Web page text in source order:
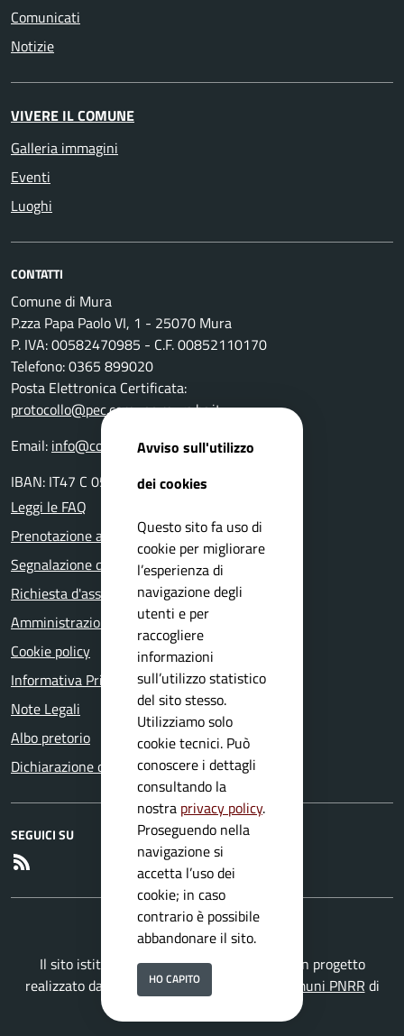
Comunicati
Notizie
VIVERE IL COMUNE
Galleria immagini
Eventi
Luoghi
CONTATTI
Comune di Mura
P.zza Papa Paolo VI, 1 - 25070 Mura
P. IVA: 00582470985 - C.F. 00852110170
Telefono: 0365 899020
Posta Elettronica Certificata:
protocollo@pec.comune.mura.bs.it
Email: info@comune.mura.bs.it
IBAN: IT47 C 05116 54280 0000 000 14800
Leggi le FAQ
Prenotazione appuntamento
Segnalazione disservizio
Richiesta d'assistenza
Amministrazione trasparente
Cookie policy
Informativa Privacy
Note Legali
Albo pretorio
Dichiarazione di accessibilità
SEGUICI SU
Il sito istituzionale del Comune di Mura è un progetto
realizzato da
Secoval srlcon la Soluzione Comuni PNRR di
Avviso sull'utilizzo
dei cookies
Questo sito fa uso di
cookie per migliorare
l’esperienza di
navigazione degli
utenti e per
raccogliere
informazioni
sull’utilizzo statistico
del sito stesso.
Utilizziamo solo
cookie tecnici. Può
conoscere i dettagli
consultando la
nostra privacy policy.
Proseguendo nella
navigazione si
accetta l’uso dei
cookie; in caso
contrario è possibile
abbandonare il sito.
HO CAPITO